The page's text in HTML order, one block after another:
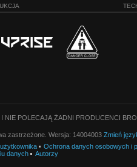
NIE POLECAJĄ ŻADNI PRODUCENCI
zastrzeżone. Wersja: 14004003 Zmień
Ochrona danych osobowych i
danych Autorzy